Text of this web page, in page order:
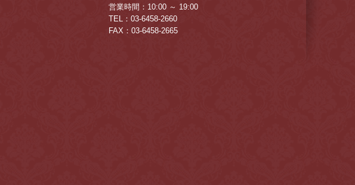
営業時間：10:00 ～ 19:00
TEL：03-6458-2660
FAX：03-6458-2665